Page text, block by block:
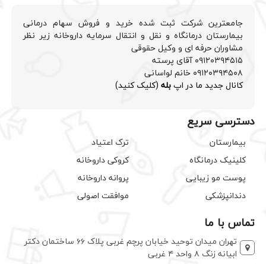
جامعترین شرکت ثبت شده خرید و فروش سهام درمانی
بیمارستان درمانگاه و نقل و انتقال سرمایه داروخانه زیر نظر
مشاوران حرفه ای و وکیل حقوقی
۰۹۱۲۰۳۹۴۵۱۵ آقای پرسته
۰۹۱۲۰۳۹۴۵۰۸ خانم لواسانی
کانال جدید ما در اپبله (کلیک کنید)
دسترسی سریع
بیمارستان
کلینیک درمانگاه
پوست مو زیبایی
دندانپزشکی
ترک اعتیاد
کروکی داروخانه
پروانه داروخانه
موافقت اصولی
تماس با ما
تهران میدان توحید خیابان پرچم غربی پلاک ۶۶ ساختمان دکتر
ابیانه زنگ ۸ واحد ۴ غربی